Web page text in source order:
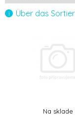
Über das
Na sklade